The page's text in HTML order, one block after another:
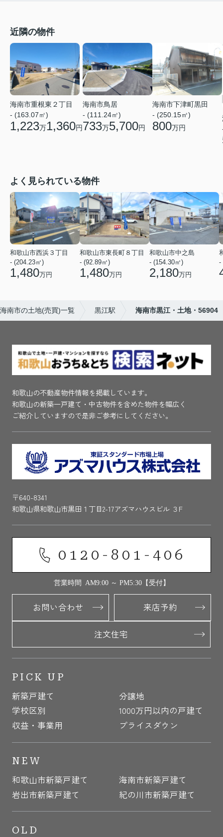
近隣の物件
海南市重根東２丁目
- (163.07㎡)
1,223万1,360円
海南市鳥居
- (111.24㎡)
733万5,700円
海南市下津町黒田
- (250.15㎡)
800万円
よく見られている物件
和歌山市西浜３丁目
- (204.23㎡)
1,480万円
和歌山市東長町８丁目
- (92.89㎡)
1,480万円
和歌山市中之島
- (154.30㎡)
2,180万円
-
海南市の土地(売買)一覧 黒江駅 海南市黒江・土地・56904
和歌山の不動産物件情報を掲載しています。
和歌山の新築一戸建て・中古物件を含めた物件を幅広く
ご紹介していますので是非ご参考にしてください。
〒640-8341
和歌山県和歌山市黒田１丁目2-17アズマハウスビル ３F
0120-801-406
営業時間 AM9:00 ～ PM5:30【受付】
お問い合わせ 来店予約
注文住宅
PICK UP
新築戸建て
分譲地
学校区別
1000万円以内の戸建て
収益・事業用
プライスダウン
NEW
和歌山市新築戸建て
海南市新築戸建て
岩出市新築戸建て
紀の川市新築戸建て
OLD